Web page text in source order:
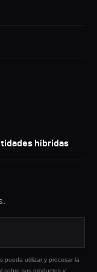
híbridas
pueda utilizar y procesar la
sobre sus productos y